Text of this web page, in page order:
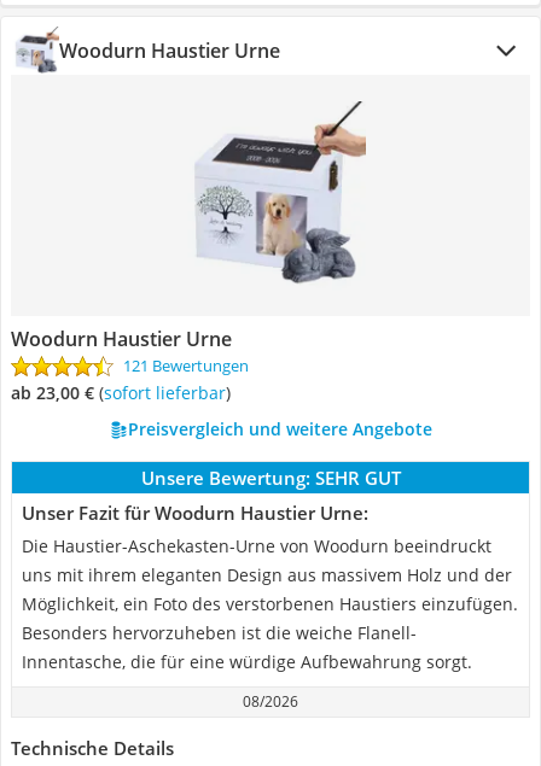
Woodurn Haustier Urne
Woodurn Haustier Urne
121 Bewertungen
ab 23,00 € ( Sofort lieferbar)
Preisvergleich und weitere Angebote
Unsere Bewertung: SEHR GUT
Unser Fazit für Woodurn Haustier Urne:
Die Haustier-Aschekasten-Urne von Woodurn beeindruckt
uns mit ihrem eleganten Design aus massivem Holz und der
Möglichkeit, ein Foto des verstorbenen Haustiers einzufügen.
Besonders hervorzuheben ist die weiche Flanell-
Innentasche, die für eine würdige Aufbewahrung sorgt.
08/2026
Technische Details